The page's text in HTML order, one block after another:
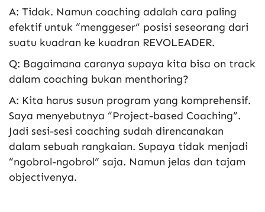
A: Tidak. Namun coaching adalah cara paling
efektif untuk “menggeser” posisi seseorang dari
suatu kuadran ke kuadran REVOLEADER.
Q: Bagaimana caranya supaya kita bisa on track
dalam coaching bukan menthoring?
A: Kita harus susun program yang komprehensif.
Saya menyebutnya “Project-based Coaching”.
Jadi sesi-sesi coaching sudah direncanakan
dalam sebuah rangkaian. Supaya tidak menjadi
“ngobrol-ngobrol” saja. Namun jelas dan tajam
objectivenya.